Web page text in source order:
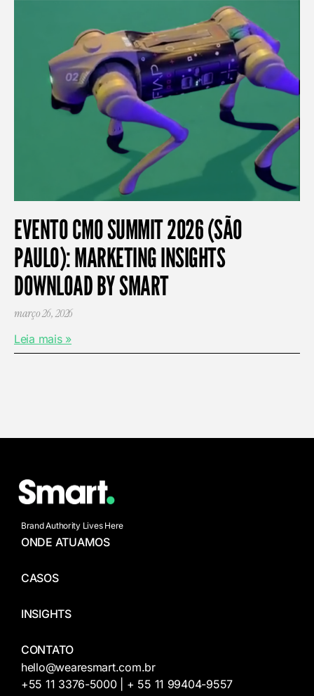
EVENTO CMO SUMMIT 2026 (SÃO
PAULO): MARKETING INSIGHTS
DOWNLOAD BY SMART
março 26, 2026
Leia mais »
Brand Authority Lives Here
ONDE ATUAMOS
CASOS
INSIGHTS
CONTATO
hello@wearesmart.com.br
+55 11 3376-5000 | + 55 11 99404-9557